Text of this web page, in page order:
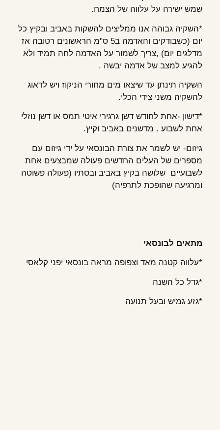
שמש ישירה על עלווה של הצמח.
*השקיה גבוהה אנו ממליצים להשקות באביב ובקיץ כל
יום (כשבודקים והאדמה ב5 ס"מ הראשונים רטובה אז
מדלגים יום) ,צריך לשמור על האדמה לחה תמיד ולא
להגיע למצב של אדמה יבשה .
השקיה תינתן עד שיצאו מים מחורי הניקוז ויש לדאוג
להשקיה משני צידי הכלי.
*דישון -אחת לחודש דשן גרגירי איטי תמס או דשן נוזלי
אחת לשבוע . מדשנים באביב וקיץ.
גיזום- יש לשמר את צורת הבונסאי על ידי גיזום עם
מספרים של העלים החדשים פעולה שמבצעים אחת
לשבועיים שלושה בקיץ באביב ובסתיו (פעולה פשוטה
ומרגיעה שהופכת לתרפיה)
מתאים לבונסאי
*עלווה קטנה מאד וצפופה מראה בונסאי יפני קלאסי
*גדל כל השנה
*גזע גמיש ובעל תנועה